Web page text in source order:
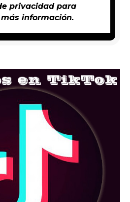
privacidadpara
información.